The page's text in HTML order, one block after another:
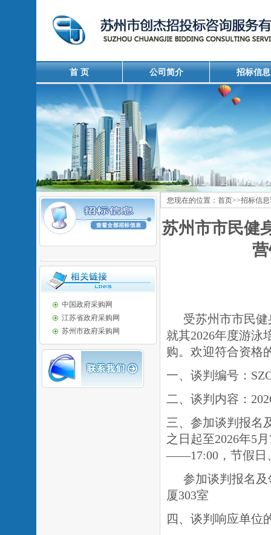
首 页 公司简介 招标信息
中国政府采购网
江苏省政府采购网
苏州市政府采购网
您现在的位置： 首页>>招标信
苏州市市民健
受苏州市市民
就其2026年度游泳
购。欢迎符合资格
一、谈判编号：
二、谈判内容：
三、参加谈判报名
之日起至2026年5
——17:00，节假日
参加谈判报名
厦303室
四、谈判响应单位